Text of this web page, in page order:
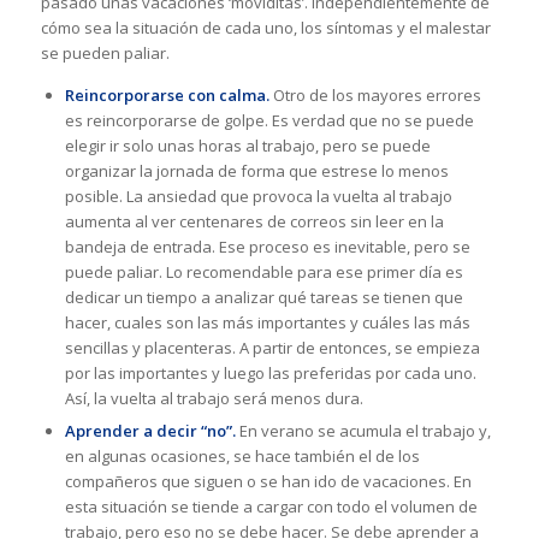
cómo sea la situación de cada uno, los síntomas y el malestar
se pueden paliar.
Reincorporarse con calma.Otro de los mayores errores
es reincorporarse de golpe. Es verdad que no se puede
elegir ir solo unas horas al trabajo, pero se puede
organizar la jornada de forma que estrese lo menos
posible. La ansiedad que provoca la vuelta al trabajo
aumenta al ver centenares de correos sin leer en la
bandeja de entrada. Ese proceso es inevitable, pero se
puede paliar. Lo recomendable para ese primer día es
dedicar un tiempo a analizar qué tareas se tienen que
hacer, cuales son las más importantes y cuáles las más
sencillas y placenteras. A partir de entonces, se empieza
por las importantes y luego las preferidas por cada uno.
Así, la vuelta al trabajo será menos dura.
Aprender a decir “no”.En verano se acumula el trabajo y,
en algunas ocasiones, se hace también el de los
compañeros que siguen o se han ido de vacaciones. En
esta situación se tiende a cargar con todo el volumen de
trabajo, pero eso no se debe hacer. Se debe aprender a